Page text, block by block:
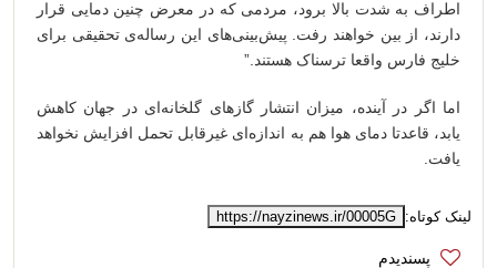
اطراف به شدت بالا برود، مردمی که در معرض چنین دمایی قرار
دارند، از بین خواهند رفت. پیش‌بینی‌های این رساله‌ی تحقیقی برای
خلیج فارس واقعا ترسناک هستند.”
اما اگر در آینده، میزان انتشار گازهای گلخانه‌ای در جهان کاهش
یابد، قاعدتا دمای هوا هم به اندازه‌ای غیرقابل تحمل افزایش نخواهد
یافت.
لینک کوتاه: https://nayzinews.ir/00005G